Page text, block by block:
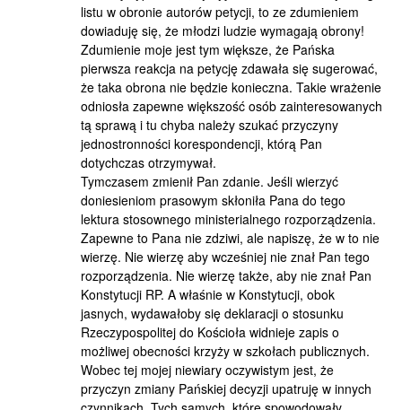
listu w obronie autorów petycji, to ze zdumieniem
dowiaduję się, że młodzi ludzie wymagają obrony!
Zdumienie moje jest tym większe, że Pańska
pierwsza reakcja na petycję zdawała się sugerować,
że taka obrona nie będzie konieczna. Takie wrażenie
odniosła zapewne większość osób zainteresowanych
tą sprawą i tu chyba należy szukać przyczyny
jednostronności korespondencji, którą Pan
dotychczas otrzymywał.
Tymczasem zmienił Pan zdanie. Jeśli wierzyć
doniesieniom prasowym skłoniła Pana do tego
lektura stosownego ministerialnego rozporządzenia.
Zapewne to Pana nie zdziwi, ale napiszę, że w to nie
wierzę. Nie wierzę aby wcześniej nie znał Pan tego
rozporządzenia. Nie wierzę także, aby nie znał Pan
Konstytucji RP. A właśnie w Konstytucji, obok
jasnych, wydawałoby się deklaracji o stosunku
Rzeczypospolitej do Kościoła widnieje zapis o
możliwej obecności krzyży w szkołach publicznych.
Wobec tej mojej niewiary oczywistym jest, że
przyczyn zmiany Pańskiej decyzji upatruję w innych